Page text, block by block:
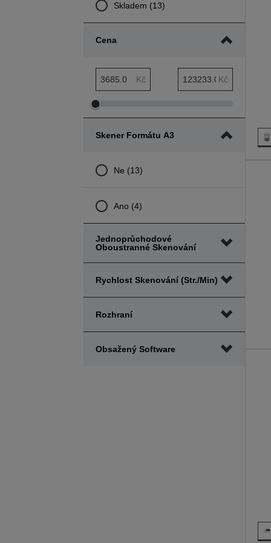
Skladem (13)
Cena
Kč Kč
Upravit
rozsah
Upravit
rozsah
Skener Formátu A3
Ne (13)
Ano (4)
Jednoprůchodové
Oboustranné Skenování
Rychlost Skenování (str./min)
Rozhraní
Obsažený Software